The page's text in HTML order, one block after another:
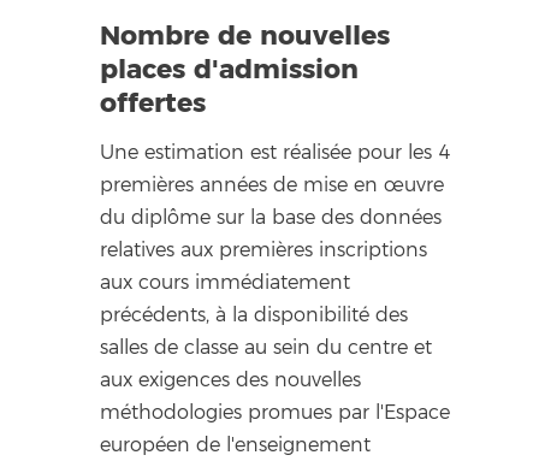
Nombre de nouvelles
places d'admission
offertes
Une estimation est réalisée pour les 4
premières années de mise en œuvre
du diplôme sur la base des données
relatives aux premières inscriptions
aux cours immédiatement
précédents, à la disponibilité des
salles de classe au sein du centre et
aux exigences des nouvelles
méthodologies promues par l'Espace
européen de l'enseignement